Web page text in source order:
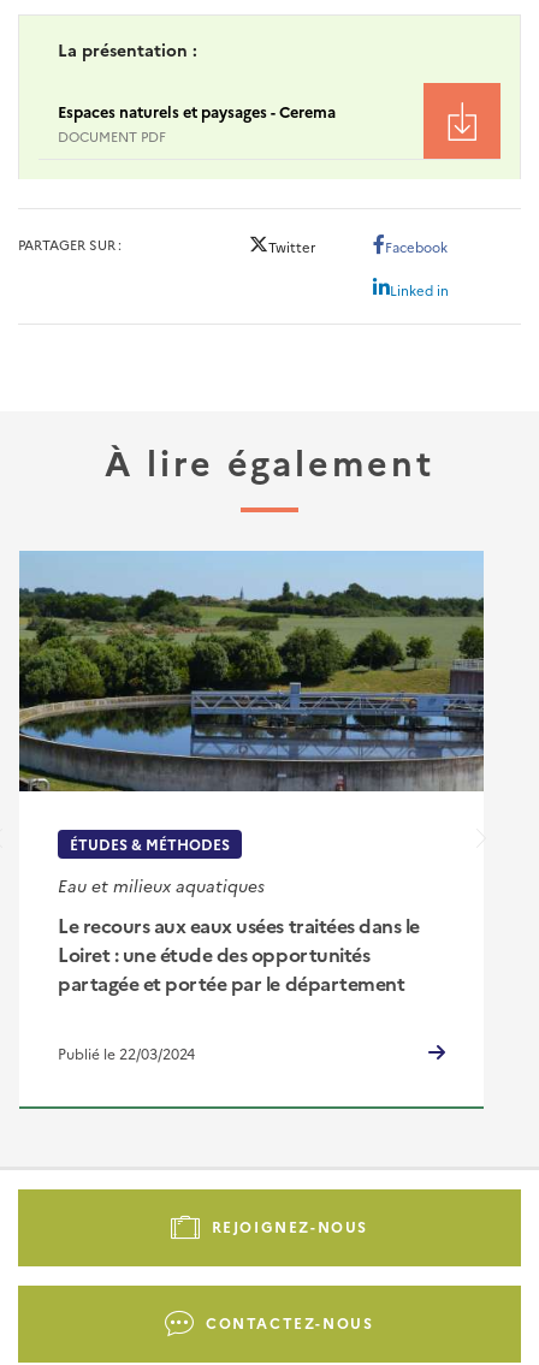
La présentation :
Espaces naturels et paysages - Cerema
DOCUMENT PDF
PARTAGER SUR Twitter Facebook
Linked in
À lire également
ÉTUDES & MÉTHODES
Eau et milieux aquatiques
Le recours aux eaux usées traitées dans le
Loiret : une étude des opportunités
partagée et portée par le département
Publié le 22/03/2024
Pied
-
REJOIGNEZ-NOUS
CONTACTEZ-NOUS